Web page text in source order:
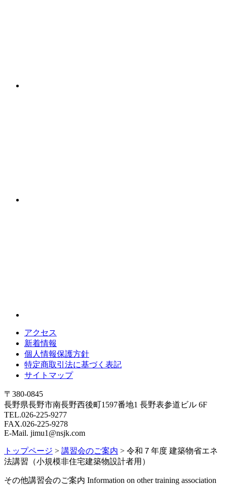
アクセス
新着情報
個人情報保護方針
特定商取引法に基づく表記
サイトマップ
〒380-0845
長野県長野市南長野西後町1597番地1 長野表参道ビル 6F
TEL.026-225-9277
FAX.026-225-9278
E-Mail. jimu1@nsjk.com
トップページ > 講習会のご案内 > 令和７年度 建築物省エネ
法講習（小規模非住宅建築物設計者用）
その他講習会のご案内 Information on other training association